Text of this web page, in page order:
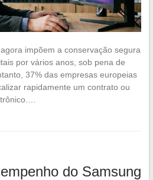
impõem a conservação segura
por vários anos, sob pena de
37% das empresas europeias
rapidamente um contrato ou
do Samsung